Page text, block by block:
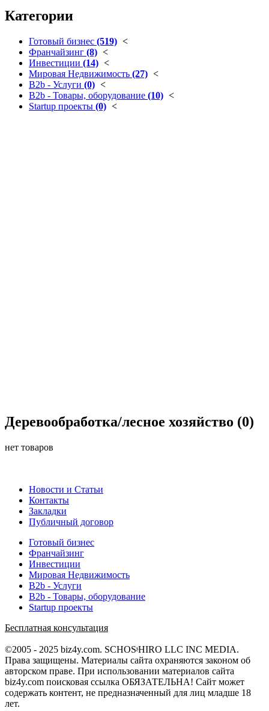
Категории
Готовый бизнес (519) <
Франчайзинг (8) <
Инвестиции (14) <
Мировая Недвижимость (27) <
B2b - Услуги (0) <
B2b - Товары, оборудование (10) <
Startup проекты (0) <
Деревообработка/лесное хозяйство (0)
нет товаров
Новости и Статьи
Контакты
Закладки
Публичный договор
Готовый бизнес
Франчайзинг
Инвестиции
Мировая Недвижимость
B2b - Услуги
B2b - Товары, оборудование
Startup проекты
Бесплатная консультация
©2005 - 2025 biz4y.com. SCHOSᶳHIRO LLC INC MEDIA.
Права защищены. Материалы сайта охраняются законом об
авторском праве. При использовании материалов сайта
biz4y.com поисковая ссылка ОБЯЗАТЕЛЬНА! Сайт может
содержать контент, не предназначенный для лиц младше 18
лет.